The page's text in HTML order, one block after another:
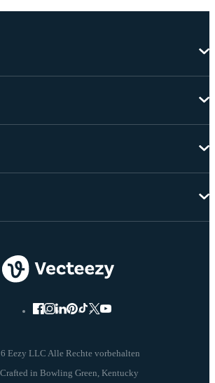
Eezy LLC Alle Rechte vorbehalten